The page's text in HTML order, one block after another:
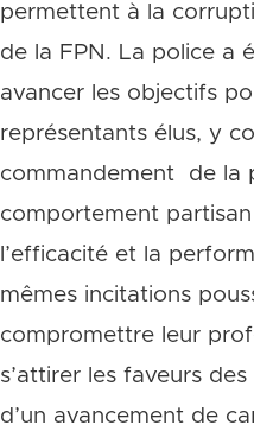
permettent à la
de la FPN. La police a
avancer les objectifs
représentants élus, y
commandement de la
comportement
l’efficacité et la
mêmes incitations
compromettre leur
s’attirer les faveurs
d’un avancement de